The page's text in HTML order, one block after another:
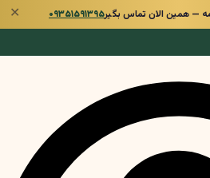
— همین الان تماس بگیر۰۹۳۵۱۵۹۱۳۹۵ ✕